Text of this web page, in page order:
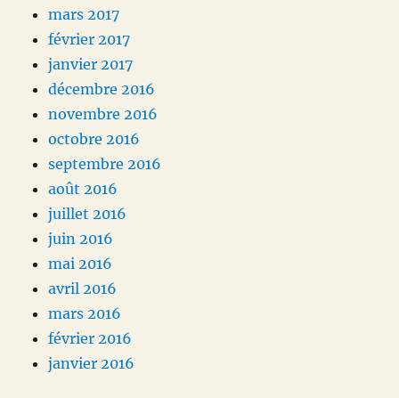
mars 2017
février 2017
janvier 2017
décembre 2016
novembre 2016
octobre 2016
septembre 2016
août 2016
juillet 2016
juin 2016
mai 2016
avril 2016
mars 2016
février 2016
janvier 2016